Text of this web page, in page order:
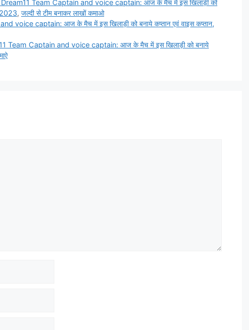
Team Captain and voice captain: आज के मैच में इस खिलाड़ी को
, जल्दी से टीम बनाकर लाखों कमाओ
voice captain: आज के मैच में इस खिलाड़ी को बनाये कप्तान एवं वाइस कप्तान,
Team Captain and voice captain: आज के मैच में इस खिलाड़ी को बनाये